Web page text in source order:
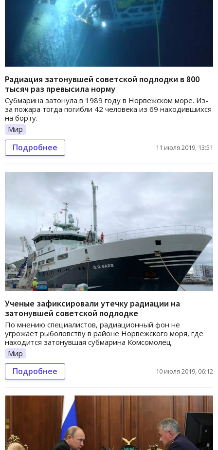
Радиация затонувшей советской подлодки в 800
тысяч раз превысила норму
Субмарина затонула в 1989 году в Норвежском море. Из-
за пожара тогда погибли 42 человека из 69 находившихся
на борту.
Мир
Подробнее 11 июля 2019, 13:51
Ученые зафиксировали утечку радиации на
затонувшей советской подлодке
По мнению специалистов, радиационный фон не
угрожает рыболовству в районе Норвежского моря, где
находится затонувшая субмарина Комсомолец.
Мир
Подробнее 10 июля 2019, 06:12